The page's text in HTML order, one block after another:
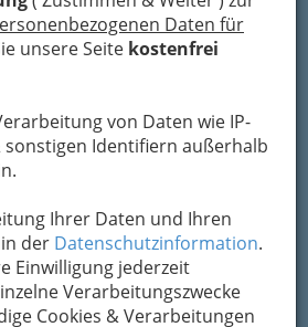
Daten für
unsere Seite kostenfrei
von Daten wie IP-
sonstigen Identifiern außerhalb
Ihrer Daten und Ihren
der Datenschutzinformation.
Einwilligung jederzeit
Verarbeitungszwecke
Cookies & Verarbeitungen
gemeinsame Interessen
Jagdverein oder
Badmintonverein,
oder Vereine für
Sie sindHilfestellung
im täglichen Leben
übernehmen
Beratungstätigkeiten